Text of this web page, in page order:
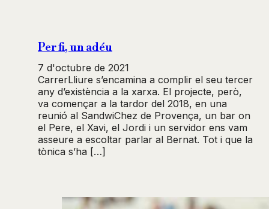
Per fi, un adéu
7 d'octubre de 2021
CarrerLliure s’encamina a complir el seu tercer
any d’existència a la xarxa. El projecte, però,
va començar a la tardor del 2018, en una
reunió al SandwiChez de Provença, un bar on
el Pere, el Xavi, el Jordi i un servidor ens vam
asseure a escoltar parlar al Bernat. Tot i que la
tònica s’ha […]